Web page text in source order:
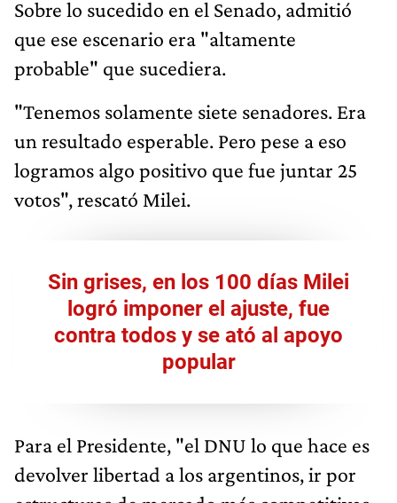
Sobre lo sucedido en el Senado, admitió
que ese escenario era "altamente
probable" que sucediera.
"Tenemos solamente siete senadores. Era
un resultado esperable. Pero pese a eso
logramos algo positivo que fue juntar 25
votos", rescató Milei.
Sin grises, en los 100 días Milei
logró imponer el ajuste, fue
contra todos y se ató al apoyo
popular
Para el Presidente, "el DNU lo que hace es
devolver libertad a los argentinos, ir por